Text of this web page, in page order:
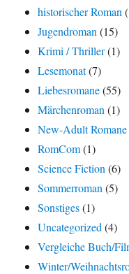
historischer Roman
Jugendroman (15)
Krimi / Thriller(1)
Lesemonat(7)
Liebesromane(55)
Märchenroman (1)
New-Adult Romane
RomCom(1)
Science Fiction (6)
Sommerroman (5)
Sonstiges(1)
Uncategorized (4)
Vergleiche Buch/
Winter/